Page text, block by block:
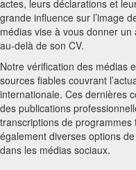
actes, leurs déclarations et
grande influence sur l’image
médias vise à vous donner
au-delà de son CV.
Notre vérification des médias
sources fiables couvrant
internationale. Ces dernières
des publications
transcriptions de
également diverses options
dans les médias sociaux.